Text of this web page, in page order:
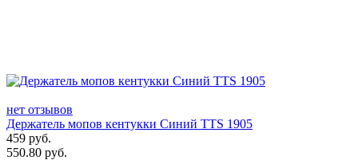
нет отзывов
Держатель мопов кентукки Синий TTS 1905
459 руб.
550.80 руб.